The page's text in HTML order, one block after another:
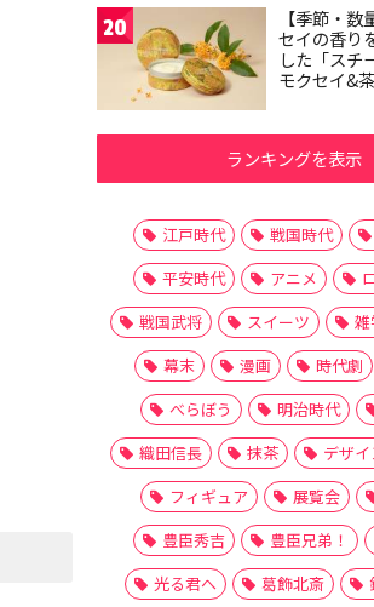
20
【季節・
セイの香り
した「スチ
モクセイ&
ランキングを表示
江戸時代 戦国時代
平安時代
アニメ
戦国武将
スイーツ
幕末
漫画 時代劇
べらぼう
明治時代
織田信長
抹茶 デザイ
フィギュア
展覧会
豊臣秀吉
豊臣兄弟！
光る君へ
葛飾北斎